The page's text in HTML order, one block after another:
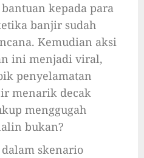
kepada para
banjir sudah
Kemudian aksi
ini menjadi viral,
penyelamatan
menarik decak
menggugah
bukan?
skenario